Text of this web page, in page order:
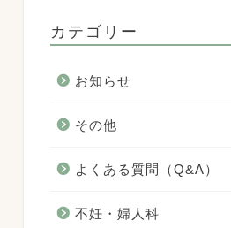
カテゴリー
お知らせ
その他
よくある質問（Q&A）
不妊・婦人科